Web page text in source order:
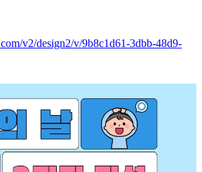
v2/design2/v/9b8c1d61-3dbb-48d9-